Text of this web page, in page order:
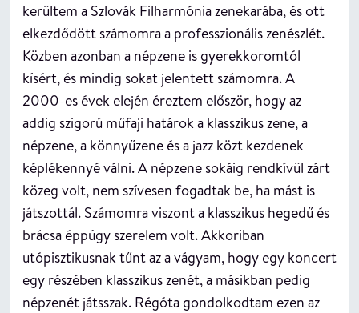
kerültem a Szlovák Filharmónia zenekarába, és ott
elkezdődött számomra a professzionális zenészlét.
Közben azonban a népzene is gyerekkoromtól
kísért, és mindig sokat jelentett számomra. A
2000-es évek elején éreztem először, hogy az
addig szigorú műfaji határok a klasszikus zene, a
népzene, a könnyűzene és a jazz közt kezdenek
képlékennyé válni. A népzene sokáig rendkívül zárt
közeg volt, nem szívesen fogadtak be, ha mást is
játszottál. Számomra viszont a klasszikus hegedű és
brácsa éppúgy szerelem volt. Akkoriban
utópisztikusnak tűnt az a vágyam, hogy egy koncert
egy részében klasszikus zenét, a másikban pedig
népzenét játsszak. Régóta gondolkodtam ezen az